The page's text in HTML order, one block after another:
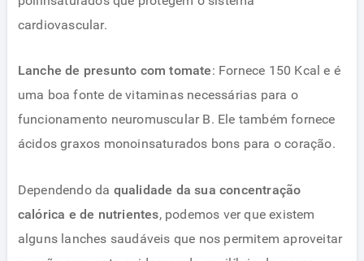
cardiovascular.
Lanche de presunto com tomate: Fornece 150 Kcal e é
uma boa fonte de vitaminas necessárias para o
funcionamento neuromuscular B. Ele também fornece
ácidos graxos monoinsaturados bons para o coração.
Dependendo da qualidade da sua concentração
calórica e de nutrientes, podemos ver que existem
alguns lanches saudáveis ​​que nos permitem aproveitar